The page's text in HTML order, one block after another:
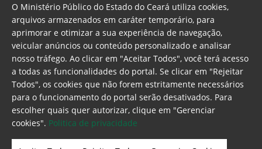
Ministério Público do Estado do Ceará
Procuradoria Geral de Justiça Av. Gen. Afonso
Albuquerque Lima, 130 - Cambeba - CEP:
60.822-325 - Fortaleza, Ceará. Brasil
O Ministério Público do Estado do Ceará utiliza cookies,
arquivos armazenados em caráter temporário, para
aprimorar e otimizar a sua experiência de navegação,
veicular anúncios ou conteúdo personalizado e analisar
nosso tráfego. Ao clicar em "Aceitar Todos", você terá acesso
a todas as funcionalidades do portal. Se clicar em "Rejeitar
Todos", os cookies que não forem estritamente necessários
para o funcionamento do portal serão desativados. Para
escolher quais quer autorizar, clique em "Gerenciar
cookies". Politica de privacidade